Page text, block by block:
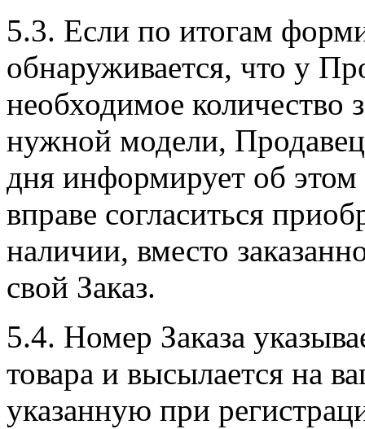
5.3. Если по итогам
обнаруживается, что у
необходимое количество
нужной модели,
дня информирует об
вправе согласиться
наличии, вместо
свой Заказ.
5.4. Номер Заказа
товара и высылается на
указанную при